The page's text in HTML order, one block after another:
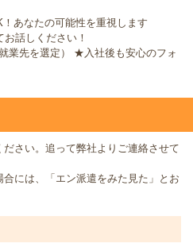
なたの可能性を重視します
話しください！
業先を選定） ★入社後も安心のフォ
ださい。追って弊社よりご連絡させて
には、「エン派遣をみた見た」とお